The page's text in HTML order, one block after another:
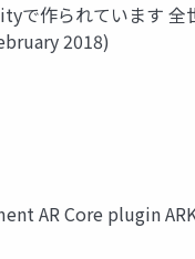
で作られています
2018)
AR Core plugin